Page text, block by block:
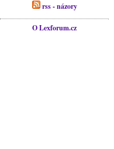
rss - názory
O Lexforum.cz